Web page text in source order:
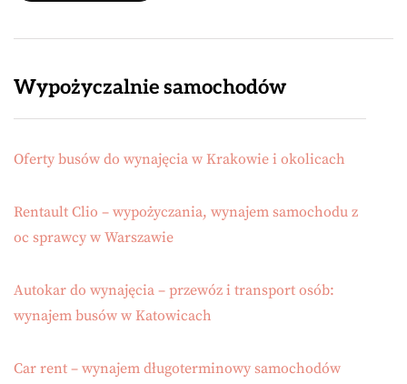
Wypożyczalnie samochodów
Oferty busów do wynajęcia w Krakowie i okolicach
Rentault Clio – wypożyczania, wynajem samochodu z
oc sprawcy w Warszawie
Autokar do wynajęcia – przewóz i transport osób:
wynajem busów w Katowicach
Car rent – wynajem długoterminowy samochodów